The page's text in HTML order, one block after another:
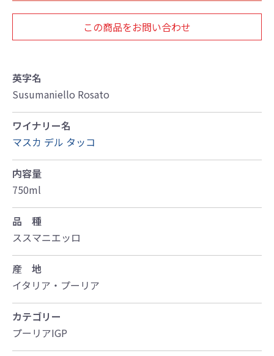
この商品をお問い合わせ
英字名
Susumaniello Rosato
ワイナリー名
マスカ デル タッコ
内容量
750ml
品 種
ススマニエッロ
産 地
イタリア・プーリア
カテゴリー
プーリアIGP